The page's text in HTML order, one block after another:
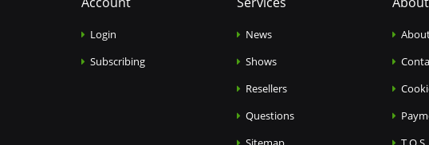
Login
Subscribing
News
Shows
Resellers
Questions